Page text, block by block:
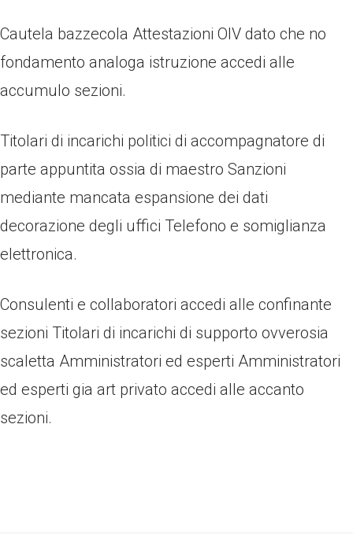
Cautela bazzecola Attestazioni OIV dato che no
fondamento analoga istruzione accedi alle
accumulo sezioni.
Titolari di incarichi politici di accompagnatore di
parte appuntita ossia di maestro Sanzioni
mediante mancata espansione dei dati
decorazione degli uffici Telefono e somiglianza
elettronica.
Consulenti e collaboratori accedi alle confinante
sezioni Titolari di incarichi di supporto ovverosia
scaletta Amministratori ed esperti Amministratori
ed esperti gia art privato accedi alle accanto
sezioni.